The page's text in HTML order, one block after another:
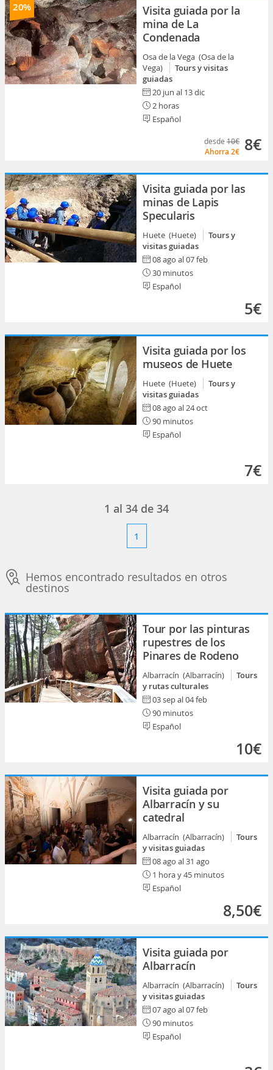
20%
Visita guiada por la
mina de La
Condenada
Osa de la Vega (Osa de la
Vega)
Tours y visitas
guiadas
20 jun al 13 dic
2 horas
Español
desde 10€
Ahorra 2€ 8€
Visita guiada por las
minas de Lapis
Specularis
Huete (Huete)
Tours y
visitas guiadas
08 ago al 07 feb
30 minutos
Español
5€
Visita guiada por los
museos de Huete
Huete (Huete)
Tours y
visitas guiadas
08 ago al 24 oct
90 minutos
Español
7€
1 al 34 de 34
1
Hemos encontrado resultados en otros
destinos
Tour por las pinturas
rupestres de los
Pinares de Rodeno
Albarracín (Albarracín)
Tours
y rutas culturales
03 sep al 04 feb
90 minutos
Español
10€
Visita guiada por
Albarracín y su
catedral
Albarracín (Albarracín)
Tours
y visitas guiadas
08 ago al 31 ago
1 hora y 45 minutos
Español
8,50€
Visita guiada por
Albarracín
Albarracín (Albarracín)
Tours
y visitas guiadas
07 ago al 07 feb
90 minutos
Español